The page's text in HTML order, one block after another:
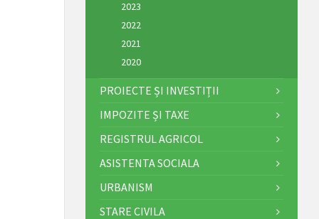
2023
2022
2021
2020
PROIECTE ȘI INVESTIȚII
IMPOZITE ȘI TAXE
REGISTRUL AGRICOL
ASISTENTA SOCIALA
URBANISM
STARE CIVILA